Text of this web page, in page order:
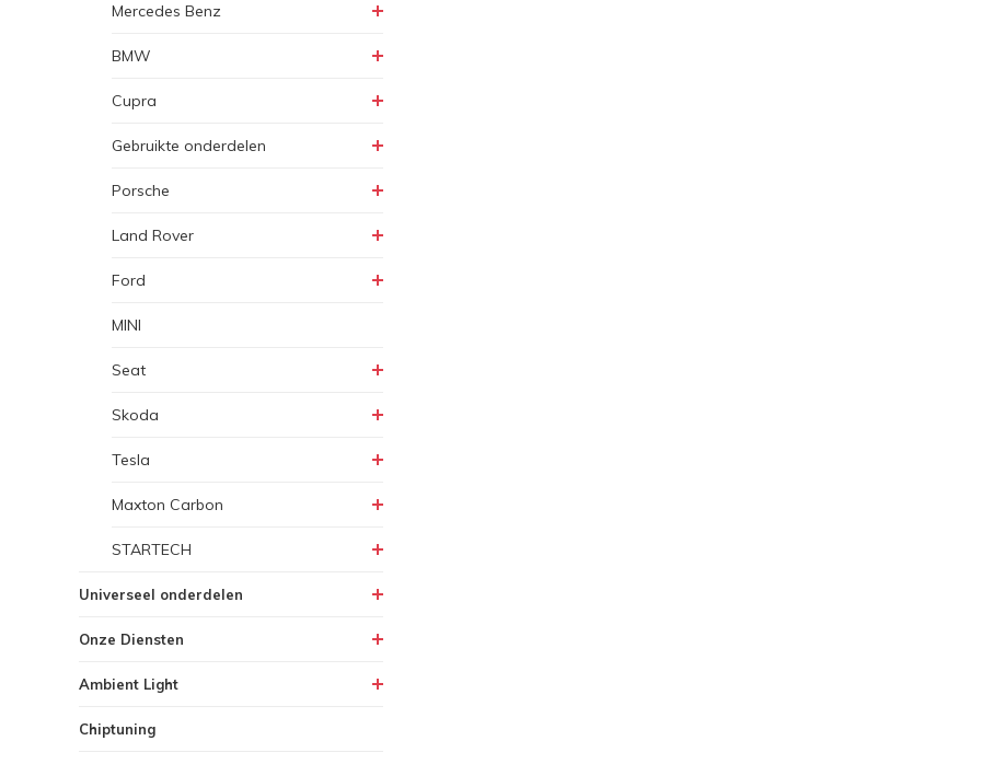
Mercedes Benz
BMW
Cupra
Gebruikte onderdelen
Porsche
Land Rover
Ford
MINI
Seat
Skoda
Tesla
Maxton Carbon
STARTECH
Universeel onderdelen
Onze Diensten
Ambient Light
Chiptuning